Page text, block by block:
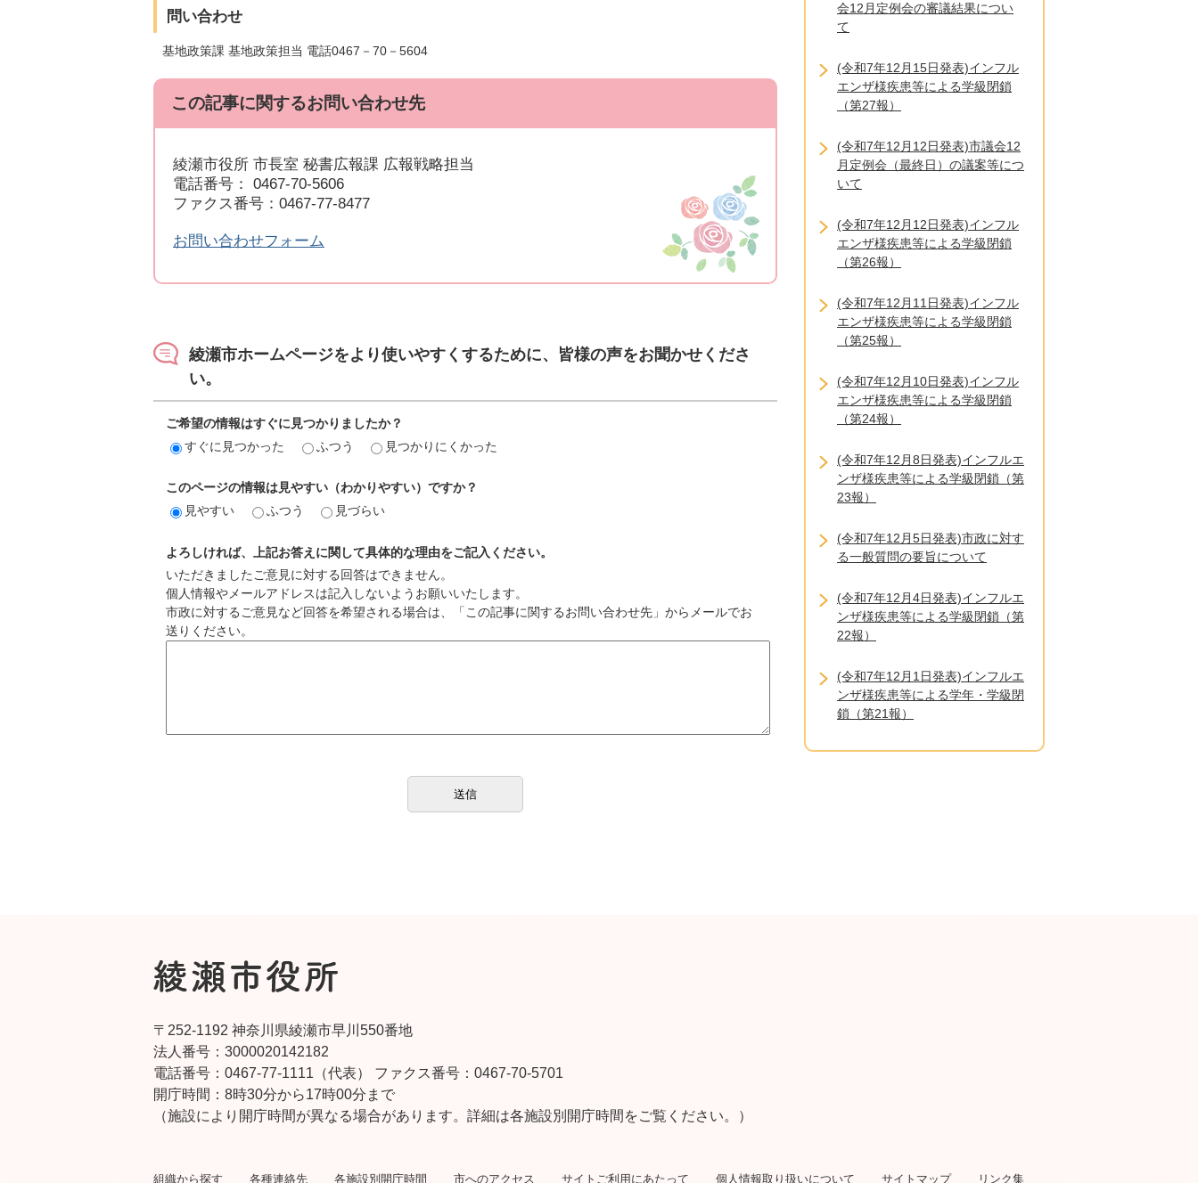
問い合わせ
基地政策課 基地政策担当 電話0467－70－5604
この記事に関するお問い合わせ先
綾瀬市役所 市長室 秘書広報課 広報戦略担当
電話番号： 0467-70-5606
ファクス番号：0467-77-8477
お問い合わせフォーム
綾瀬市ホームページをより使いやすくするために、皆様の声をお聞かせくださ
い。
ご希望の情報はすぐに見つかりましたか？
すぐに見つかった
ふつう 見つかりにくかった
このページの情報は見やすい（わかりやすい）ですか？
見やすい
ふつう 見づらい
よろしければ、上記お答えに関して具体的な理由をご記入ください。
いただきましたご意見に対する回答はできません。
個人情報やメールアドレスは記入しないようお願いいたします。
市政に対するご意見など回答を希望される場合は、「この記事に関するお問い合わせ先」からメールでお
送りください。
会12月定例会の審議結果につい
て
(令和7年12月15日発表)インフル
エンザ様疾患等による学級閉鎖
（第27報）
(令和7年12月12日発表)市議会12
月定例会（最終日）の議案等につ
いて
(令和7年12月12日発表)インフル
エンザ様疾患等による学級閉鎖
（第26報）
(令和7年12月11日発表)インフル
エンザ様疾患等による学級閉鎖
（第25報）
(令和7年12月10日発表)インフル
エンザ様疾患等による学級閉鎖
（第24報）
(令和7年12月8日発表)インフルエ
ンザ様疾患等による学級閉鎖（第
23報）
(令和7年12月5日発表)市政に対す
る一般質問の要旨について
(令和7年12月4日発表)インフルエ
ンザ様疾患等による学級閉鎖（第
22報）
(令和7年12月1日発表)インフルエ
ンザ様疾患等による学年・学級閉
鎖（第21報）
〒252-1192 神奈川県綾瀬市早川550番地
法人番号：3000020142182
電話番号：0467-77-1111（代表） ファクス番号：0467-70-5701
開庁時間：8時30分から17時00分まで
（施設により開庁時間が異なる場合があります。詳細は各施設別開庁時間をご覧ください。）
組織から探す 各種連絡先 各施設別開庁時間 市へのアクセス サイトご利用にあたって 個人情報取り扱いについて サイトマップ リンク集